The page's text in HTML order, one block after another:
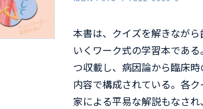
本書は、クイズを解きなが
いくワーク式の学習本であ
つ収載し、病因論から臨床
内容で構成されている。各
家による平易な解説もなさ